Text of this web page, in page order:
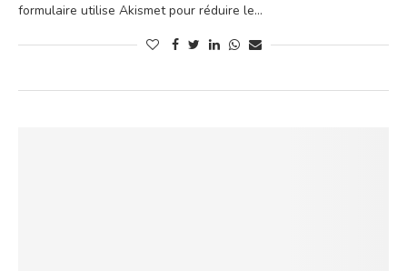
formulaire utilise Akismet pour réduire le…